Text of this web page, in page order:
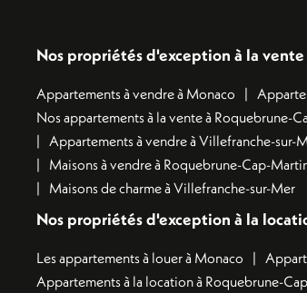
Nos propriétés d'exception à la vente
Appartements à vendre à Monaco
Nos appartements à la vente à Roquebrune-
Appartements à vendre à Villefranche-sur-
Maisons à vendre à Roquebrune-Cap-
Maisons de charme à Villefranche-sur-Mer
Nos propriétés d'exception à la
Les appartements à louer à Monaco
Appartements à la location à Roquebrune-